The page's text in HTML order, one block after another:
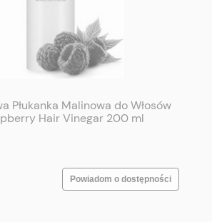
Płukanka Malinowa do Włosów
Hair Vinegar 200 ml
Powiadom o dostępności